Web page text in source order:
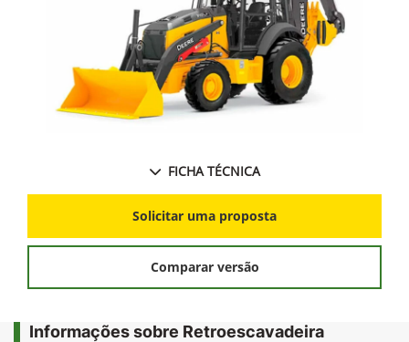
FICHA TÉCNICA
Solicitar uma proposta
Comparar versão
Informações sobre Retroescavadeira